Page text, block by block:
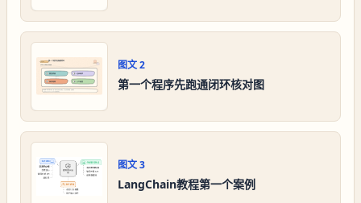
图文2
第一个程序先跑通闭环核对图
图文3
LangChain教程第一个案例